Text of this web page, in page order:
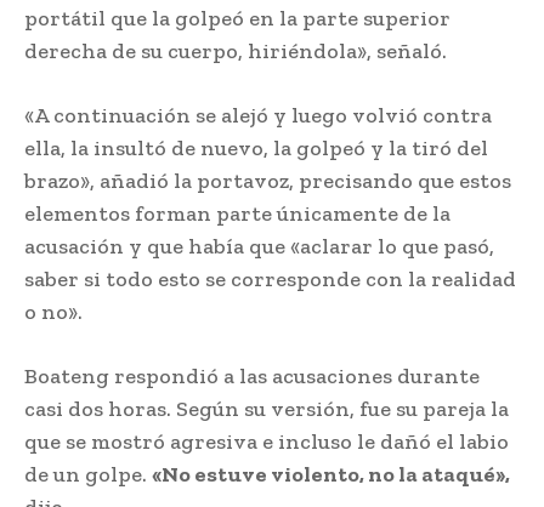
portátil que la golpeó en la parte superior
derecha de su cuerpo, hiriéndola», señaló.
«A continuación se alejó y luego volvió contra
ella, la insultó de nuevo, la golpeó y la tiró del
brazo», añadió la portavoz, precisando que estos
elementos forman parte únicamente de la
acusación y que había que «aclarar lo que pasó,
saber si todo esto se corresponde con la realidad
o no».
Boateng respondió a las acusaciones durante
casi dos horas. Según su versión, fue su pareja la
que se mostró agresiva e incluso le dañó el labio
de un golpe. «No estuve violento, no la ataqué»,